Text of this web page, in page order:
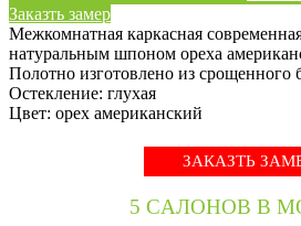
Заказть замер
Межкомнатная каркасная
натуральным шпоном ореха
Полотно изготовлено из
Остекление: глухая
Цвет: орех американский
ЗАКАЗТЬ
5 CАЛОНОВ В